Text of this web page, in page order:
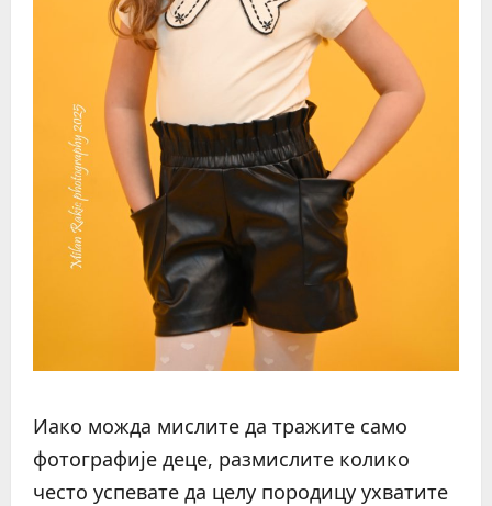
Иако можда мислите да тражите само
фотографије деце, размислите колико
често успевате да целу породицу ухватите